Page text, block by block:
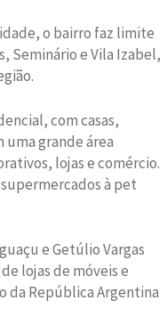
o bairro faz limite
Seminário e Vila Izabel,
com casas,
grande área
lojas e comércio.
à pet
e Getúlio Vargas
lojas de móveis e
da República Argentina